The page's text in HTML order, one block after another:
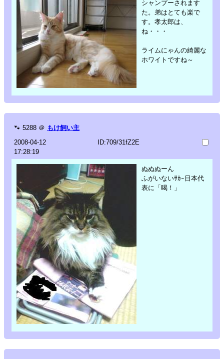
シャンプーされます
た。弟はとても楽で
す。孝太郎は、
ね・・・
ライムにゃんの綺麗な
ホワイトですね～
🐾 5288 ＠ もけ飼い主
2008-04-12
17:28:19
ID:709/31fZ2E
ぬぬぬーん
ふがいないｻｶｰ日本代
表に「喝！」